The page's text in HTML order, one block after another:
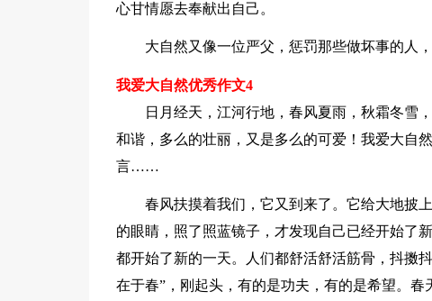
心甘情愿去奉献出自己。
大自然又像一位严父，惩罚那些做坏事的人，
我爱大自然优秀作文4
日月经天，江河行地，春风夏雨，秋霜冬雪
和谐，多么的壮丽，又是多么的可爱！我爱大自
言……
春风扶摸着我们，它又到来了。它给大地披
的眼睛，照了照蓝镜子，才发现自己已经开始了
都开始了新的一天。人们都舒活舒活筋骨，抖擞
在于春”，刚起头，有的是功夫，有的是希望。春